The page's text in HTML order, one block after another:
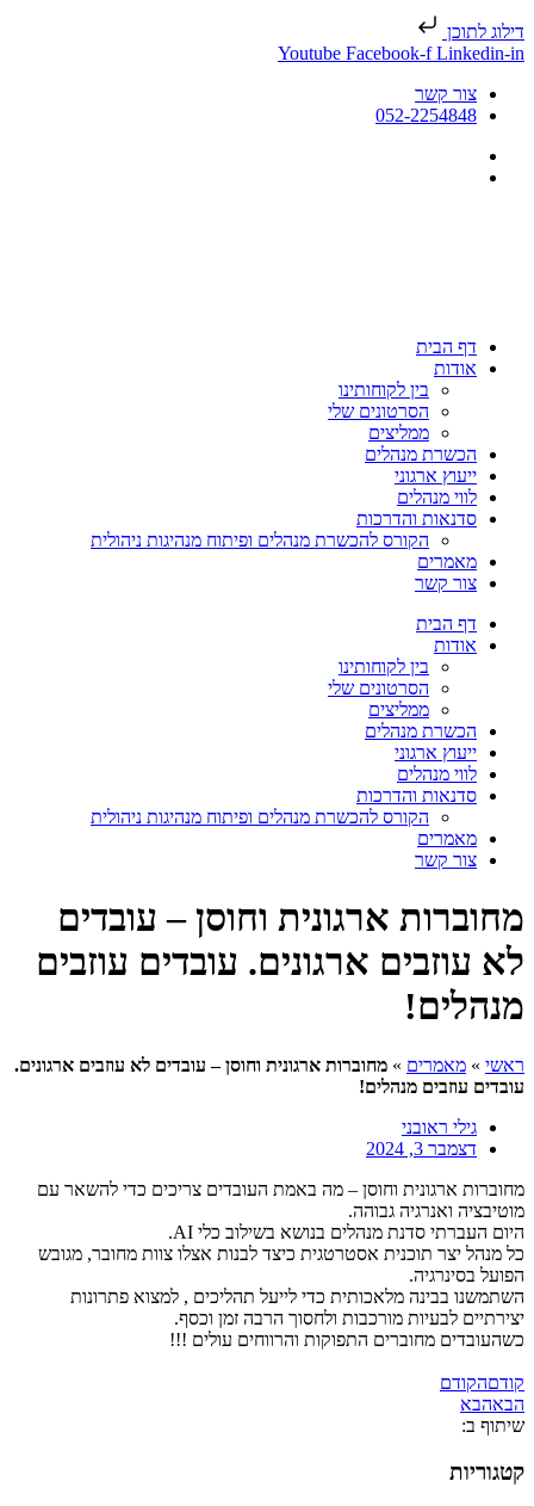
דילוג לתוכן
Youtube Facebook-f Linkedin-in
צור קשר
052-2254848
דף הבית
אודות
בין לקוחותינו
הסרטונים שלי
ממליצים
הכשרת מנהלים
ייעוץ ארגוני
לווי מנהלים
סדנאות והדרכות
הקורס להכשרת מנהלים ופיתוח מנהיגות ניהולית
מאמרים
צור קשר
דף הבית
אודות
בין לקוחותינו
הסרטונים שלי
ממליצים
הכשרת מנהלים
ייעוץ ארגוני
לווי מנהלים
סדנאות והדרכות
הקורס להכשרת מנהלים ופיתוח מנהיגות ניהולית
מאמרים
צור קשר
מחוברות ארגונית וחוסן – עובדים
לא עוזבים ארגונים. עובדים עוזבים
מנהלים!
ראשי » מאמרים » מחוברות ארגונית וחוסן – עובדים לא עוזבים ארגונים.
עובדים עוזבים מנהלים!
גילי ראובני
דצמבר 3, 2024
מחוברות ארגונית וחוסן – מה באמת העובדים צריכים כדי להשאר עם
מוטיבציה ואנרגיה גבוהה.
היום העברתי סדנת מנהלים בנושא בשילוב כלי AI.
כל מנהל יצר תוכנית אסטרטגית כיצד לבנות אצלו צוות מחובר, מגובש
הפועל בסינרגיה.
השתמשנו בבינה מלאכותית כדי לייעל תהליכים , למצוא פתרונות
יצירתיים לבעיות מורכבות ולחסוך הרבה זמן וכסף.
כשהעובדים מחוברים התפוקות והרווחים עולים !!!
קודםהקודם
הבאהבא
שיתוף ב:
קטגוריות